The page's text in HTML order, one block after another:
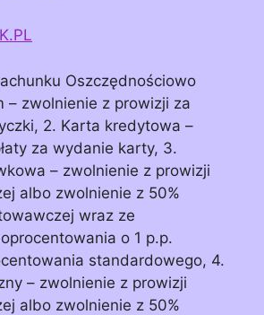
Oszczędnościowo
– zwolnienie z prowizji za
2. Karta kredytowa –
za wydanie karty, 3.
– zwolnienie z prowizji
albo zwolnienie z 50%
wraz ze
o 1 p.p.
standardowego, 4.
– zwolnienie z prowizji
albo zwolnienie z 50%